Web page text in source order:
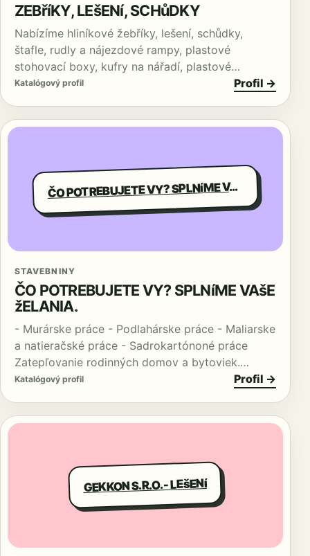
ZEBříKY, LEšENí, SCHůDKY
Nabízíme hliníkové žebříky, lešení, schůdky,
štafle, rudly a nájezdové rampy, plastové
stohovací boxy, kufry na nářadí, plastové…
Katalógový profil Profil →
ČO POTREBUJETE VY? SPLNíME VAšE žELANIA.
STAVEBNINY
ČO POTREBUJETE VY? SPLNíME VAšE
žELANIA.
- Murárske práce - Podlahárske práce - Maliarske
a natieračské práce - Sadrokartónoné práce
Zatepľovanie rodinných domov a bytoviek.…
Katalógový profil Profil →
GEKKON S.R.O. - LEšENí